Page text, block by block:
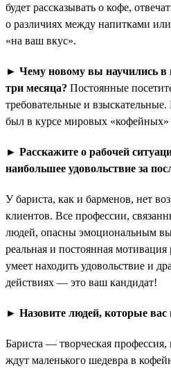
будет рассказывать о кофе,
о различиях между напитками или
«на ваш вкус».
► Чему новому вы научились в
три месяца? Постоянные
требовательные и
был в курсе мировых «кофейных»
► Расскажите о рабочей
наибольшее удовольствие за
У бариста, как и барменов, нет
клиентов. Все профессии,
людей, опасны эмоциональным
реальная и постоянная мотивация
умеет находить удовольствие и
действиях — это ваш кандидат!
► Назовите людей, которые вас
Бариста — творческая профессия,
ждут маленького шедевра в